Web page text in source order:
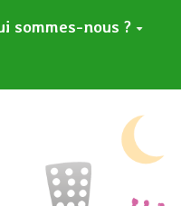
sommes-nous ?